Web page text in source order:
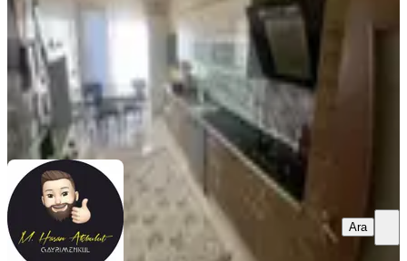
5.850.000 ₺
HASAN AKBULUT GAYRİMENKUL Mehmet Sinan Özhan
Ara
Ara